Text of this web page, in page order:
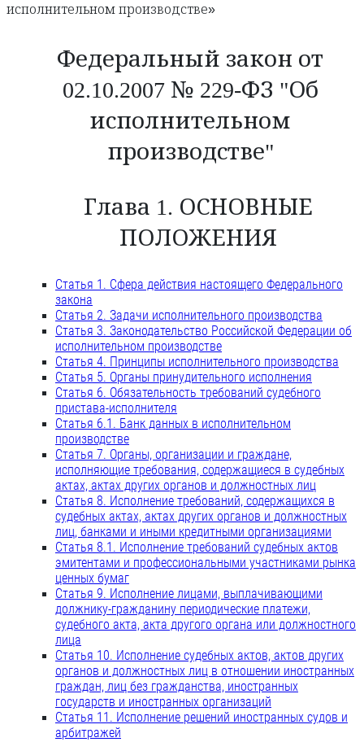
исполнительном производстве»
Федеральный закон от
02.10.2007 № 229-ФЗ "Об
исполнительном
производстве"
Глава 1. ОСНОВНЫЕ
ПОЛОЖЕНИЯ
Статья 1. Сфера действия настоящего Федерального
закона
Статья 2. Задачи исполнительного производства
Статья 3. Законодательство Российской Федерации об
исполнительном производстве
Статья 4. Принципы исполнительного производства
Статья 5. Органы принудительного исполнения
Статья 6. Обязательность требований судебного
пристава-исполнителя
Статья 6.1. Банк данных в исполнительном
производстве
Статья 7. Органы, организации и граждане,
исполняющие требования, содержащиеся в судебных
актах, актах других органов и должностных лиц
Статья 8. Исполнение требований, содержащихся в
судебных актах, актах других органов и должностных
лиц, банками и иными кредитными организациями
Статья 8.1. Исполнение требований судебных актов
эмитентами и профессиональными участниками рынка
ценных бумаг
Статья 9. Исполнение лицами, выплачивающими
должнику-гражданину периодические платежи,
судебного акта, акта другого органа или должностного
лица
Статья 10. Исполнение судебных актов, актов других
органов и должностных лиц в отношении иностранных
граждан, лиц без гражданства, иностранных
государств и иностранных организаций
Статья 11. Исполнение решений иностранных судов и
арбитражей